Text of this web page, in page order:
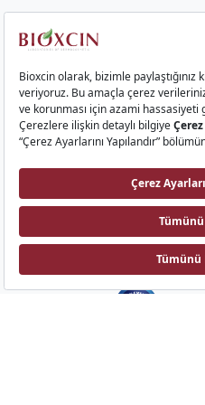
Kurumsal
Cilt Ürünleri
Gıda Takviyeleri